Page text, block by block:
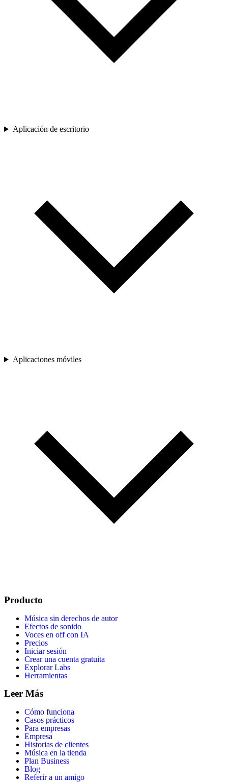
Aplicación de escritorio
Aplicaciones móviles
Producto
Música sin derechos de autor
Efectos de sonido
Voces en off con IA
Precios
Iniciar sesión
Crear una cuenta gratuita
Explorar Labs
Herramientas
Leer Más
Cómo funciona
Casos prácticos
Para empresas
Empresa
Historias de clientes
Música en la tienda
Plan Business
Blog
Referir a un amigo